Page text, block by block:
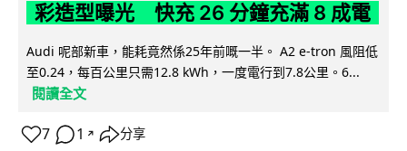
彩造型曝光 快充 26 分鐘充滿 8 成電
Audi 呢部新車，能耗竟然係25年前嘅一半。 A2 e-tron 風阻低
至0.24，每百公里只需12.8 kWh，一度電行到7.8公里。6...
閱讀全文
7 1 ↗ 分享